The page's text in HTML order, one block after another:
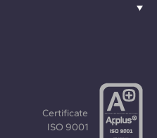
Certificate
ISO 9001